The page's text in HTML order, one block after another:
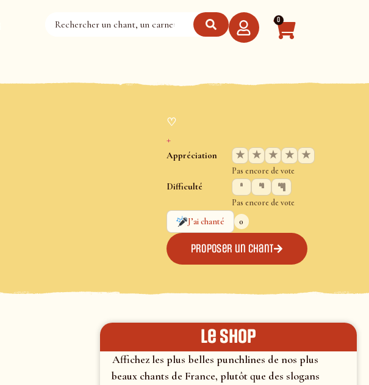
0
♡
+
Appréciation ★ ★ ★ ★ ★
Pas encore de vote
Difficulté
Pas encore de vote
J’ai chanté
0
Proposer un chant
le shop
Affichez les plus belles punchlines de nos plus
beaux chants de France, plutôt que des slogans